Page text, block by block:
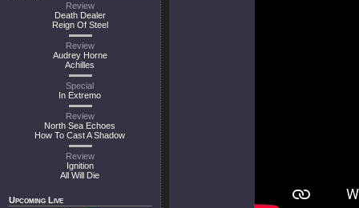
Review
Death Dealer
Reign Of Steel
Review
Audrey Horne
Achilles
Special
In Extremo
Review
North Sea Echoes
How To Cast A Shadow
Review
Ignition
All Will Die
Upcoming Live